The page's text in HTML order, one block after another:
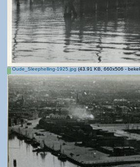
Oude_Sleephelling-1925.jpg (43.91 KB, 660x506 -